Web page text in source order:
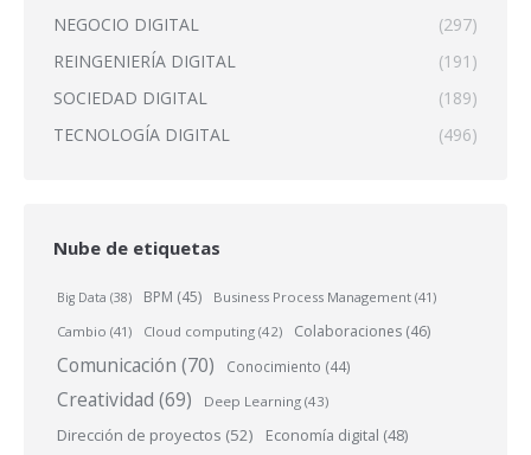
NEGOCIO DIGITAL
(297)
REINGENIERÍA DIGITAL
(191)
SOCIEDAD DIGITAL
(189)
TECNOLOGÍA DIGITAL
(496)
Nube de etiquetas
Big Data (38) BPM (45) Business Process Management (41)
Cambio (41) Cloud computing (42) Colaboraciones (46)
Comunicación (70) Conocimiento (44)
Creatividad (69) Deep Learning (43)
Dirección de proyectos (52) Economía digital (48)